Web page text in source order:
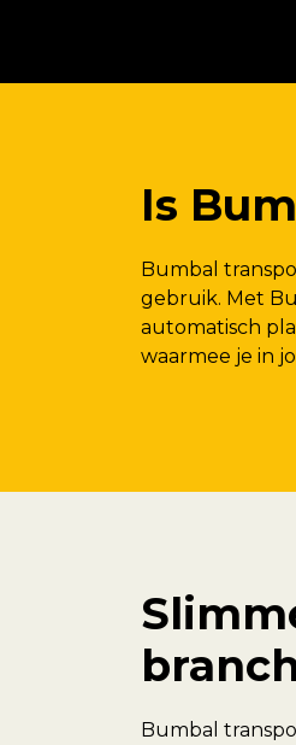
Is
Bumbal
gebruik. Met
automatisch
waarmee je in
Bumbal